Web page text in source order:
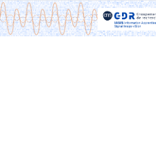
Passer
vers
le